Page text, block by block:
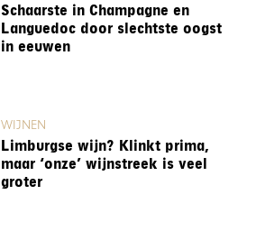
Schaarste in Champagne en
Languedoc door slechtste oogst
in eeuwen
WIJNEN
Limburgse wijn? Klinkt prima,
maar ‘onze’ wijnstreek is veel
groter